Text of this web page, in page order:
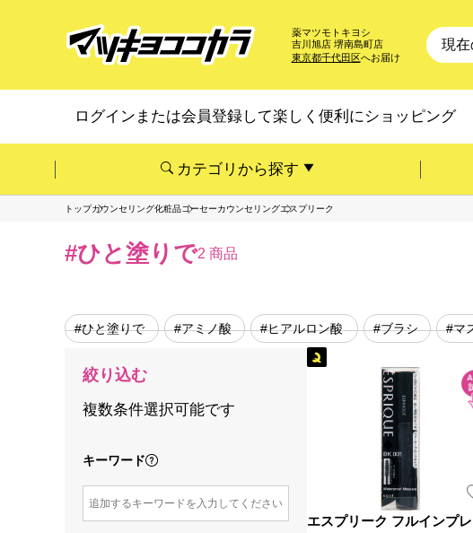
薬マツモトキヨシ
吉川旭店 堺南島町店
東京都千代田区へお届け
ログインまたは会員登録して楽しく便利にショッピング
カテゴリから探す
トップカウンセリング化粧品コーセーカウンセリングエスプリーク
#ひと塗りで2 商品
#ひと塗りで #アミノ酸 #ヒアルロン酸 #ブラシ #マ
絞り込む
複数条件選択可能です
キーワード
エスプリーク フルインプ